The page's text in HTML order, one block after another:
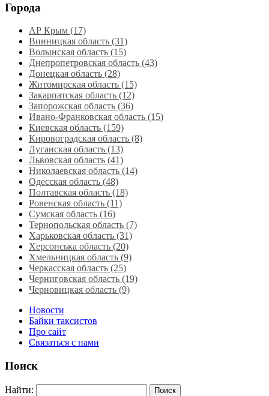
Города
АР Крым (17)
Винницкая область (31)
Волынская область (15)
Днепропетровская область‎ (43)
Донецкая область (28)
Житомирская область (15)
Закарпатская область (12)
Запорожская область (36)
Ивано-Франковская область (15)
Киевская область (159)
Кировоградская область (8)
Луганская область‎ (13)
Львовская область‎ (41)
Николаевская область‎ (14)
Одесская область‎ (48)
Полтавская область (18)
Ровенская область‎ (11)
Сумская область‎ (16)
Тернопольская область‎ (7)
Харьковская область‎ (31)
Херсонська область‎ (20)
Хмельницкая область‎ (9)
Черкасская область‎ (25)
Черниговская область (19)
Черновицкая область (9)
Новости
Байки таксистов
Про сайт
Связаться с нами
Поиск
Найти: